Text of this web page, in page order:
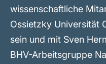
wissenschaftliche
Ossietzky Universität
sein und mit Sven
BHV-Arbeitsgruppe